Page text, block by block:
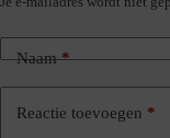
Naam*
Reactie toevoegen *